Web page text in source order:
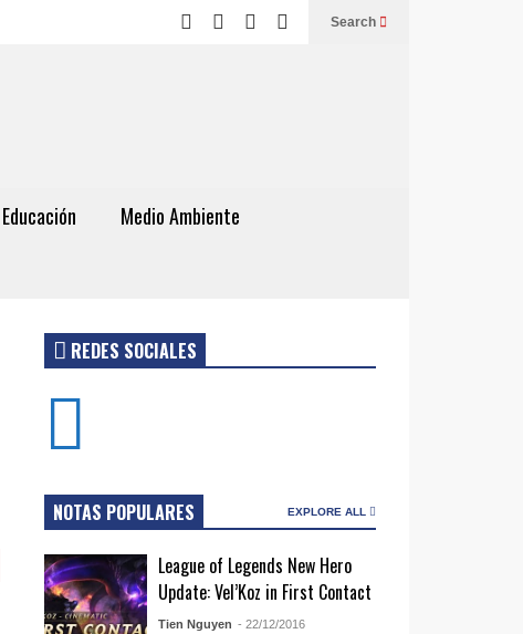
Search
Educación
Medio Ambiente
REDES SOCIALES
NOTAS POPULARES EXPLORE ALL
League of Legends New Hero
Update: Vel’Koz in First Contact
Tien Nguyen - 22/12/2016